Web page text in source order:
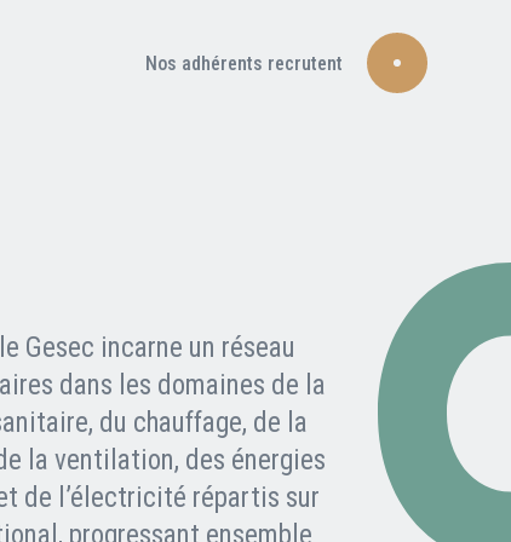
Nos adhérents recrutent
Gesec incarne un réseau
dans les domaines de la
du chauffage, de la
la ventilation, des énergies
de l’électricité répartis sur
progressant ensemble